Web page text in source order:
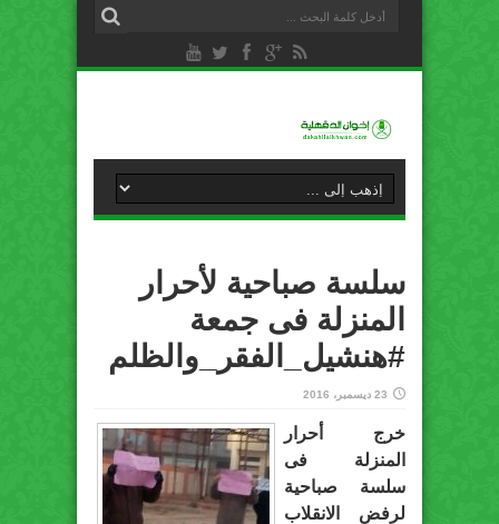
سلسة صباحية لأحرار
المنزلة فى جمعة
#هنشيل_الفقر_والظلم
23 ديسمبر، 2016
خرج أحرار
المنزلة فى
سلسة صباحية
لرفض الانقلاب